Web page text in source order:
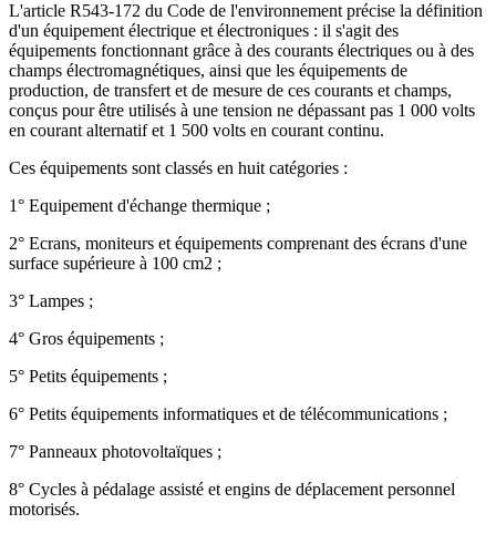
L'article R543-172 du Code de l'environnement précise la définition
d'un équipement électrique et électroniques : il s'agit des
équipements fonctionnant grâce à des courants électriques ou à des
champs électromagnétiques, ainsi que les équipements de
production, de transfert et de mesure de ces courants et champs,
conçus pour être utilisés à une tension ne dépassant pas 1 000 volts
en courant alternatif et 1 500 volts en courant continu.
Ces équipements sont classés en huit catégories :
1° Equipement d'échange thermique ;
2° Ecrans, moniteurs et équipements comprenant des écrans d'une
surface supérieure à 100 cm2 ;
3° Lampes ;
4° Gros équipements ;
5° Petits équipements ;
6° Petits équipements informatiques et de télécommunications ;
7° Panneaux photovoltaïques ;
8° Cycles à pédalage assisté et engins de déplacement personnel
motorisés.